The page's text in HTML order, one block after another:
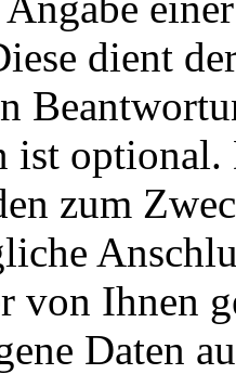
dient
ist
zum
von Ihnen
Daten